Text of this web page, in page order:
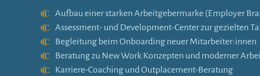
Aufbau einer starken Arbeitgebermarke (Employer
Assessment- und Development-Center zur gezielten
Begleitung beim Onboarding neuer Mitarbeiter:innen
Beratung zu New Work Konzepten und moderner
Karriere-Coaching und Outplacement-Beratung